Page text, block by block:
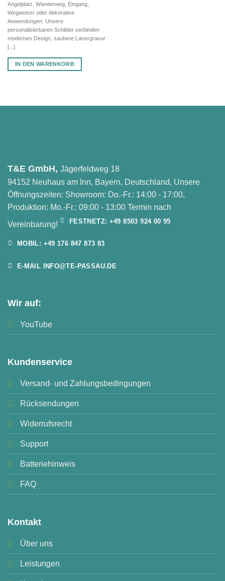
Angelplatz, Wanderweg, Eingang,
Wegweiser oder dekorative
Anwendungen. Unsere
personalisierbaren Schilder verbinden
modernes Design, saubere Lasergravur
[...]
IN DEN WARENKORB
T&E GmbH, Jägerfeldweg 18
94152 Neuhaus am Inn, Bayern, Deutschland, Unsere
Öffnungszeiten: Showroom: Do.-Fr.: 14:00 - 17:00,
Produktion: Mo.-Fr.: 09:00 - 13:00 Termin nach
Vereinbarung!
FESTNETZ: +49 8503 924 00 95
MOBIL: +49 176 847 873 83
E-MAIL INFO@TE-PASSAU.DE
Wir auf:
YouTube
Kundenservice
Versand- und Zahlungsbedingungen
Rücksendungen
Widerrufsrecht
Support
Batteriehinweis
FAQ
Kontakt
Über uns
Leistungen